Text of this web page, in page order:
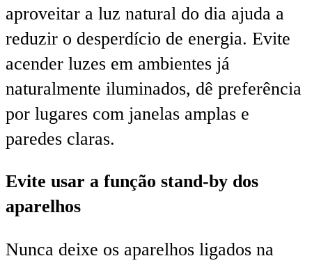
aproveitar a luz natural do dia ajuda a
reduzir o desperdício de energia. Evite
acender luzes em ambientes já
naturalmente iluminados, dê preferência
por lugares com janelas amplas e
paredes claras.
Evite usar a função stand-by dos
aparelhos
Nunca deixe os aparelhos ligados na